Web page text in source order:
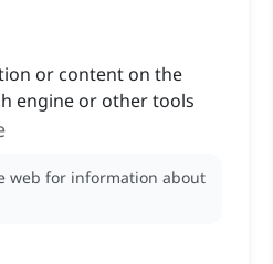
or content on the
engine or other tools
web for information about